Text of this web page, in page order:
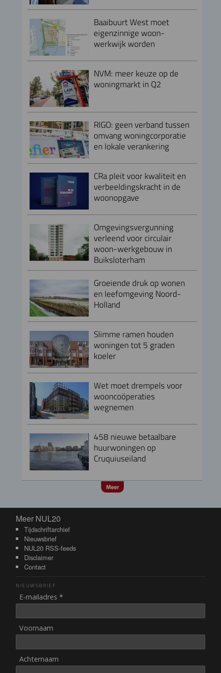
Baaibuurt West moet
eigenzinnige woon-
werkwijk worden
NVM: meer keuze op de
woningmarkt in Q2
RIGO: geen verband tussen
omvang woningcorporatie
en lokale verankering
CRa pleit voor kwaliteit en
verbeeldingskracht in de
woonopgave
Omgevingsvergunning
verleend voor circulair
woon-werkgebouw in
Buiksloterham
Groeiende druk op wonen
en leefomgeving Noord-
Holland
Slimme ramen houden
woningen tot 5 graden
koeler
Wet moet drempels voor
wooncoöperaties
wegnemen
458 nieuwe betaalbare
huurwoningen op
Cruquiuseiland
Meer
Meer NUL20
Meer NUL20
Tijdschriftarchief
Nieuwsbrief
NUL20 RSS-feeds
Disclaimer
Contact
NIEUWSBRIEF
E-mailadres *
Voornaam
Achternaam